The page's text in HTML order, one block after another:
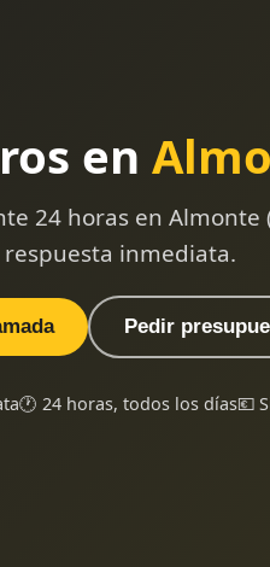
en
24 horas en Almonte
inmediata.
Pedir
🕐 24 horas, todos los días💶